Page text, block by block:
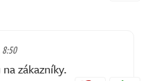
zákazníky.